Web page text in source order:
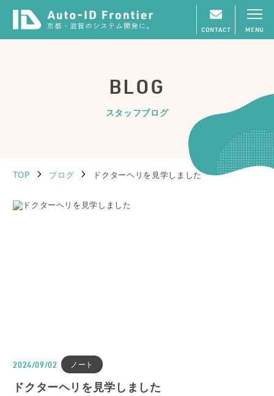
CONTACT MENU
BLOG
スタッフブログ
TOP ブログ ドクターヘリを見学しました
2024/09/02 ノート
ドクターヘリを見学しました